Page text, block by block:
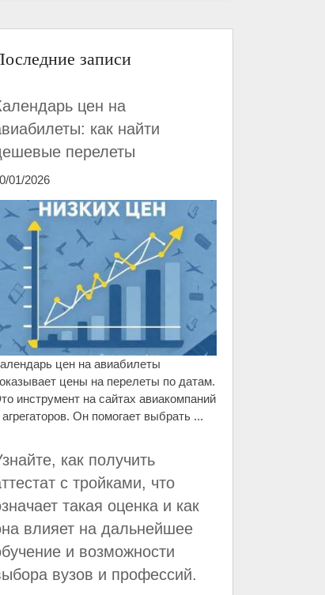
записи
цен на
как найти
перелеты
01/2026
цен на авиабилеты
цены на перелеты по датам.
инструмент на сайтах авиакомпаний
агрегаторов. Он помогает выбрать ...
как получить
с тройками, что
такая оценка и как
влияет на дальнейшее
и возможности
вузов и профессий.